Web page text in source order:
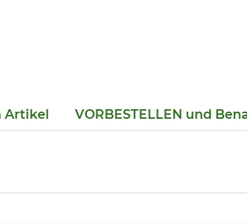
Artikel VORBESTELLEN und